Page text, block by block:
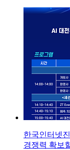
한국인터넷
경쟁력 확보